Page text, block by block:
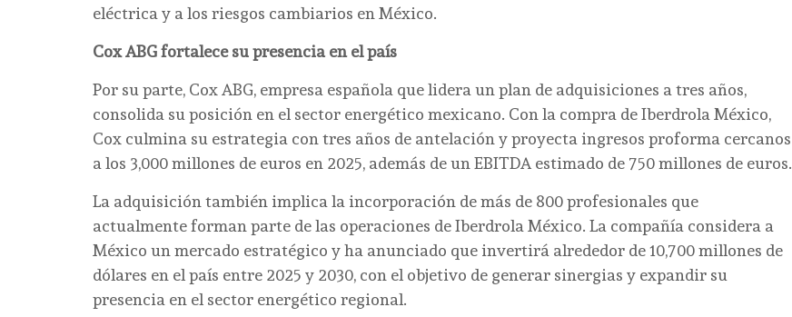
eléctrica y a los riesgos cambiarios en México.
Cox ABG fortalece su presencia en el país
Por su parte, Cox ABG, empresa española que lidera un plan de adquisiciones a tres años,
consolida su posición en el sector energético mexicano. Con la compra de Iberdrola México,
Cox culmina su estrategia con tres años de antelación y proyecta ingresos proforma cercanos
a los 3,000 millones de euros en 2025, además de un EBITDA estimado de 750 millones de euros.
La adquisición también implica la incorporación de más de 800 profesionales que
actualmente forman parte de las operaciones de Iberdrola México. La compañía considera a
México un mercado estratégico y ha anunciado que invertirá alrededor de 10,700 millones de
dólares en el país entre 2025 y 2030, con el objetivo de generar sinergias y expandir su
presencia en el sector energético regional.